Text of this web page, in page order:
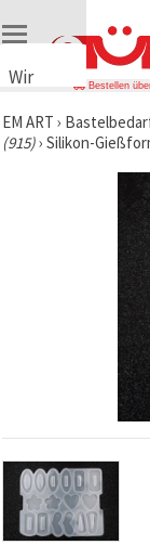
Wir
Cookies
🍪 Wir
den
Datenverkehr
zu
analysieren
sowie
Bestellen
EM ART ›
(915)› Silikon-